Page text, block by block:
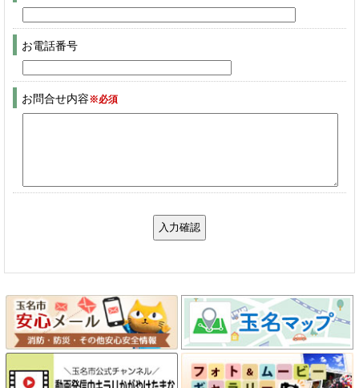
お電話番号
お問合せ内容※必須